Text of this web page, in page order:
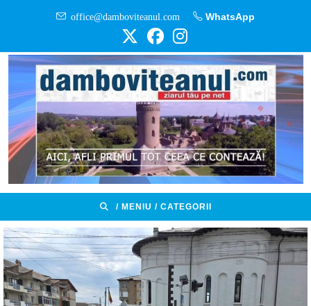
office@damboviteanul.com WhatsApp
/ MENIU / CATEGORII